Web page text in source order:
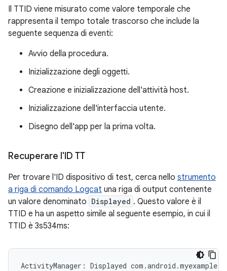
Il TTID viene misurato come valore temporale che
rappresenta il tempo totale trascorso che include la
seguente sequenza di eventi:
Avvio della procedura.
Inizializzazione degli oggetti.
Creazione e inizializzazione dell'attività host.
Inizializzazione dell'interfaccia utente.
Disegno dell'app per la prima volta.
Recuperare l'ID TT
Per trovare l'ID dispositivo di test, cerca nello strumento
a riga di comando Logcat una riga di output contenente
un valore denominato Displayed . Questo valore è il
TTID e ha un aspetto simile al seguente esempio, in cui il
TTID è 3s534ms: